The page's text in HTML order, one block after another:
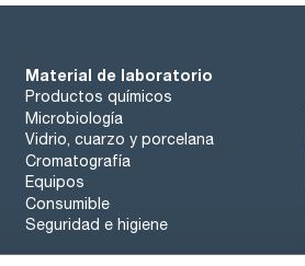
Material de laboratorio
Productos químicos
Microbiología
Vidrio, cuarzo y porcelana
Cromatografía
Equipos
Consumible
Seguridad e higiene